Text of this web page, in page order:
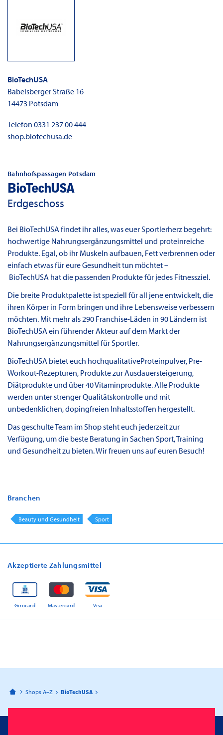
BioTechUSA
Babelsberger Straße 16
14473 Potsdam
Telefon 0331 237 00 444
shop.biotechusa.de
Bahnhofspassagen Potsdam
BioTechUSA
Erdgeschoss
Bei BioTechUSA findet ihr alles, was euer Sportlerherz begehrt:
hochwertige Nahrungsergänzungsmittel und proteinreiche
Produkte. Egal, ob ihr Muskeln aufbauen, Fett verbrennen oder
einfach etwas für eure Gesundheit tun möchtet –
BioTechUSA hat die passenden Produkte für jedes Fitnessziel.
Die breite Produktpalette ist speziell für all jene entwickelt, die
ihren Körper in Form bringen und ihre Lebensweise verbessern
möchten. Mit mehr als 290 Franchise-Läden in 90 Ländern ist
BioTechUSA ein führender Akteur auf dem Markt der
Nahrungsergänzungsmittel für Sportler.
BioTechUSA bietet euch hochqualitativeProteinpulver, Pre-
Workout-Rezepturen, Produkte zur Ausdauersteigerung,
Diätprodukte und über 40 Vitaminprodukte. Alle Produkte
werden unter strenger Qualitätskontrolle und mit
unbedenklichen, dopingfreien Inhaltsstoffen hergestellt.
Das geschulte Team im Shop steht euch jederzeit zur
Verfügung, um die beste Beratung in Sachen Sport, Training
und Gesundheit zu bieten. Wir freuen uns auf euren Besuch!
Branchen
Beauty und Gesundheit Sport
Akzeptierte Zahlungsmittel
Girocard Mastercard Visa
Bahnhofspassagen Potsdam
Shops A–Z BioTechUSA